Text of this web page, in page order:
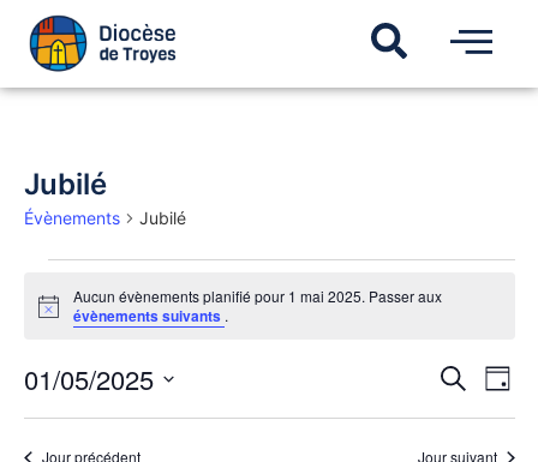
Jubilé
Évènements Jubilé
Notice
Aucun évènements planifié pour 1 mai 2025. Passer aux
évènements suivants .
Recherche
de
vues
Jour
01/05/2025
une
date.Jour précédent Jour suivant